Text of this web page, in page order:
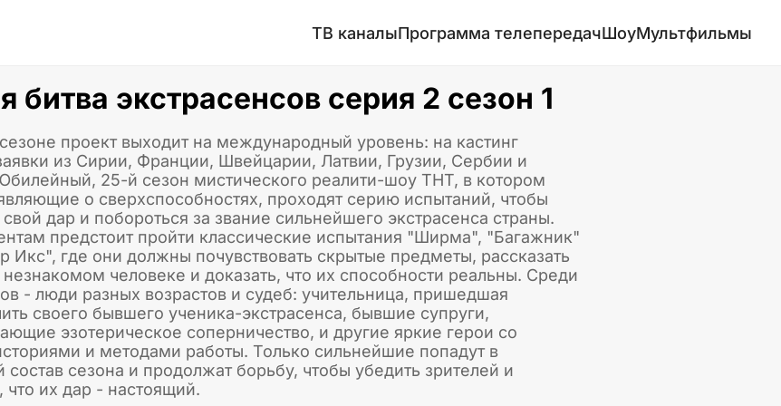
ТВ каналыПрограмма телепередачШоуМультфильмы
битва экстрасенсов серия 2 сезон 1
проект выходит на международный уровень: на кастинг
из Сирии, Франции, Швейцарии, Латвии, Грузии, Сербии и
25-й сезон мистического реалити-шоу ТНТ, в котором
о сверхспособностях, проходят серию испытаний, чтобы
свой дар и побороться за звание сильнейшего экстрасенса страны.
предстоит пройти классические испытания "Ширма", "Багажник"
Икс", где они должны почувствовать скрытые предметы, рассказать
человеке и доказать, что их способности реальны. Среди
- люди разных возрастов и судеб: учительница, пришедшая
своего бывшего ученика-экстрасенса, бывшие супруги,
эзотерическое соперничество, и другие яркие герои со
и методами работы. Только сильнейшие попадут в
состав сезона и продолжат борьбу, чтобы убедить зрителей и
что их дар - настоящий.